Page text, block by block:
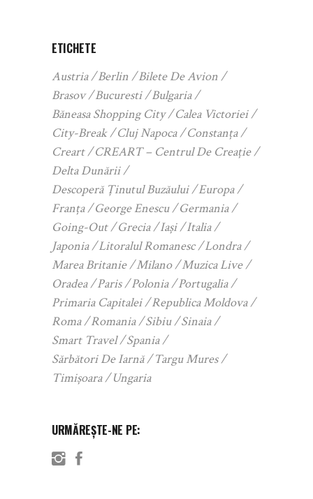
ETICHETE
Austria Berlin
Bilete De Avion
Brasov
Bucuresti
Bulgaria
Băneasa Shopping City
Calea Victoriei
City-Break
Cluj Napoca
Constanța
Creart
CREART – Centrul De Creație
Delta Dunării
Descoperă Ținutul Buzăului
Europa
Franța
George Enescu
Germania
Going-Out
Grecia Iași
Italia
Japonia
Litoralul Romanesc
Londra
Marea Britanie
Milano
Muzica Live
Oradea
Paris Polonia
Portugalia
Primaria Capitalei
Republica Moldova
Roma
Romania Sibiu
Sinaia
Smart Travel
Spania
Sărbători De Iarnă
Targu Mures
Timișoara
Ungaria
URMĂREȘTE-NE PE: